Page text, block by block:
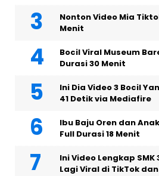
Nonton Video Mia
Menit
Bocil Viral Museum
Durasi 30 Menit
Ini Dia Video 3 Bocil
41 Detik via Mediafire
Ibu Baju Oren dan
Full Durasi 18 Menit
Ini Video Lengkap
Lagi Viral di TikTok